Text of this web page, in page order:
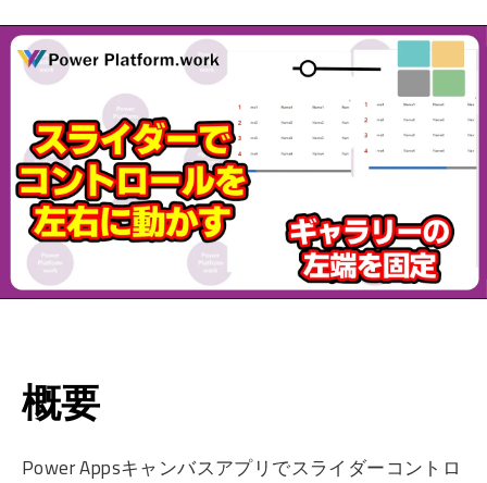
概要
Power Appsキャンバスアプリでスライダーコントロ